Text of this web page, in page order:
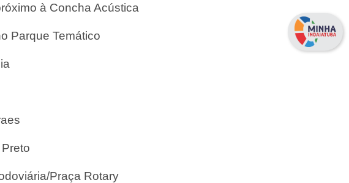
à Concha Acústica
Parque Temático
Praça Rotary